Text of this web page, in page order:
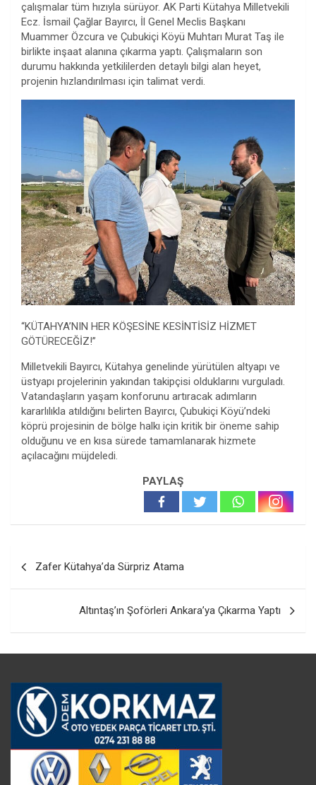
çalışmalar tüm hızıyla sürüyor. AK Parti Kütahya Milletvekili
Ecz. İsmail Çağlar Bayırcı, İl Genel Meclis Başkanı
Muammer Özcura ve Çubukiçi Köyü Muhtarı Murat Taş ile
birlikte inşaat alanına çıkarma yaptı. Çalışmaların son
durumu hakkında yetkililerden detaylı bilgi alan heyet,
projenin hızlandırılması için talimat verdi.
“KÜTAHYA’NIN HER KÖŞESİNE KESİNTİSİZ HİZMET
GÖTÜRECEĞİZ!”
Milletvekili Bayırcı, Kütahya genelinde yürütülen altyapı ve
üstyapı projelerinin yakından takipçisi olduklarını vurguladı.
Vatandaşların yaşam konforunu artıracak adımların
kararlılıkla atıldığını belirten Bayırcı, Çubukiçi Köyü’ndeki
köprü projesinin de bölge halkı için kritik bir öneme sahip
olduğunu ve en kısa sürede tamamlanarak hizmete
açılacağını müjdeledi.
PAYLAŞ
gezinmesi
Zafer Kütahya’da Sürpriz Atama
Altıntaş’ın Şoförleri Ankara’ya Çıkarma Yaptı